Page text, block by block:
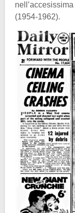
nell’accesissima
(1954-1962).